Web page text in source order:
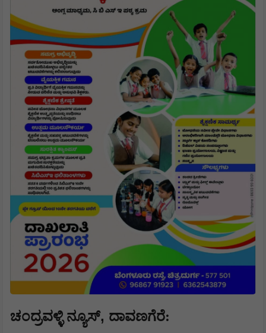
ಚಂದ್ರವಳ್ಳಿ ನ್ಯೂಸ್, ದಾವಣಗೆರೆ: